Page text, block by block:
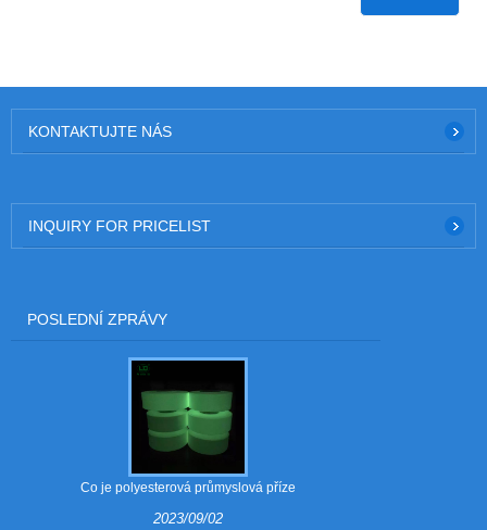
KONTAKTUJTE NÁS
INQUIRY FOR PRICELIST
POSLEDNÍ ZPRÁVY
Co je polyesterová průmyslová příze
2023/09/02